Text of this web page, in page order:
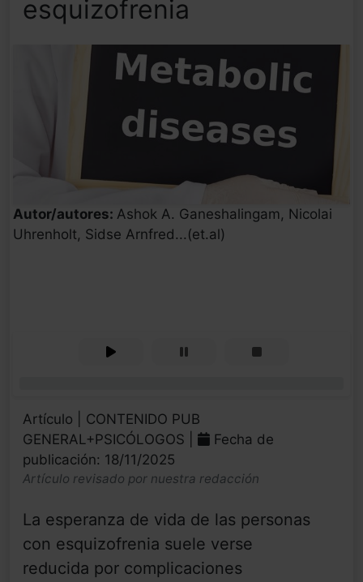
esquizofrenia
Autor/autores: Ashok A. Ganeshalingam, Nicolai
Uhrenholt, Sidse Arnfred...(et.al)
Artículo | CONTENIDO PUB
GENERAL+PSICÓLOGOS |
Fecha de
publicación: 18/11/2025
Artículo revisado por nuestra redacción
La esperanza de vida de las personas
con esquizofrenia suele verse
reducida por complicaciones